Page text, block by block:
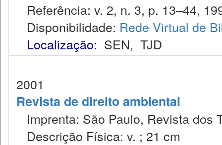
Referência: v. 2, n. 3, p. 13–44,
Disponibilidade: Rede Virtual de
Localização: SEN, TJD
2001
Revista de direito ambiental
Imprenta: São Paulo, Revista dos
Descrição Física: v. ; 21 cm